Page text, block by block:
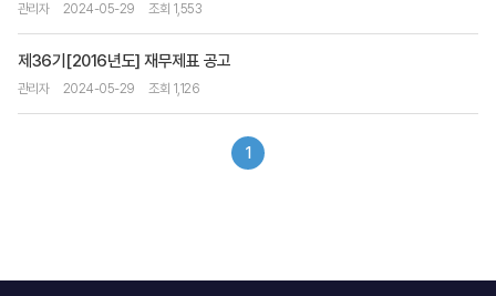
관리자 2024-05-29 조회 1,553
제36기[2016년도] 재무제표 공고
관리자 2024-05-29 조회 1,126
1